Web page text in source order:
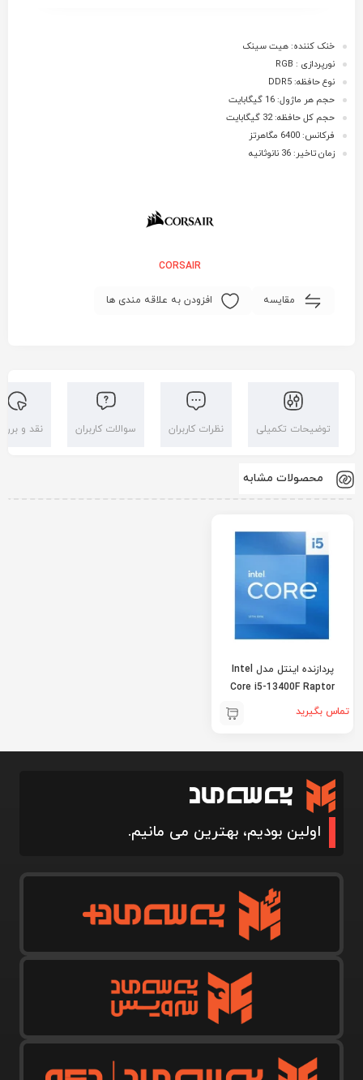
خنک کننده: هیت سینک
نورپردازی : RGB
نوع حافظه: DDR5
حجم هر ماژول: 16 گیگابایت
حجم کل حافظه: 32 گیگابایت
فرکانس: 6400 مگاهرتز
زمان تاخیر: 36 نانوثانیه
CORSAIR
مقایسه افزودن به علاقه مندی ها
توضیحات تکمیلی نظرات کاربران سوالات کاربران نقد و
محصولات مشابه
پردازنده اینتل مدل Intel
Core i5-13400F Raptor
تماس بگیرید
اولین بودیم، بهترین می مانیم.